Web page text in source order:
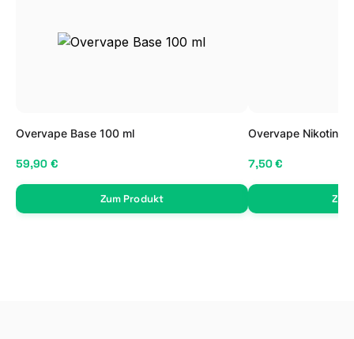
Overvape Base 100 ml
59,90 €
Zum Produkt
Overvape Nikotin
7,50 €